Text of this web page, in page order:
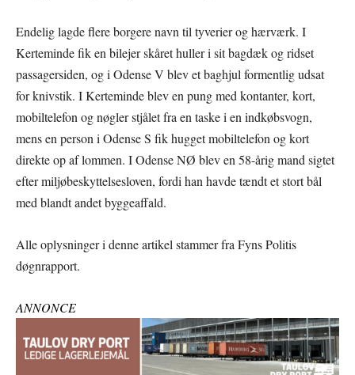
Endelig lagde flere borgere navn til tyverier og hærværk. I
Kerteminde fik en bilejer skåret huller i sit bagdæk og ridset
passagersiden, og i Odense V blev et baghjul formentlig udsat
for knivstik. I Kerteminde blev en pung med kontanter, kort,
mobiltelefon og nøgler stjålet fra en taske i en indkøbsvogn,
mens en person i Odense S fik hugget mobiltelefon og kort
direkte op af lommen. I Odense NØ blev en 58-årig mand sigtet
efter miljøbeskyttelsesloven, fordi han havde tændt et stort bål
med blandt andet byggeaffald.
Alle oplysninger i denne artikel stammer fra Fyns Politis
døgnrapport.
ANNONCE